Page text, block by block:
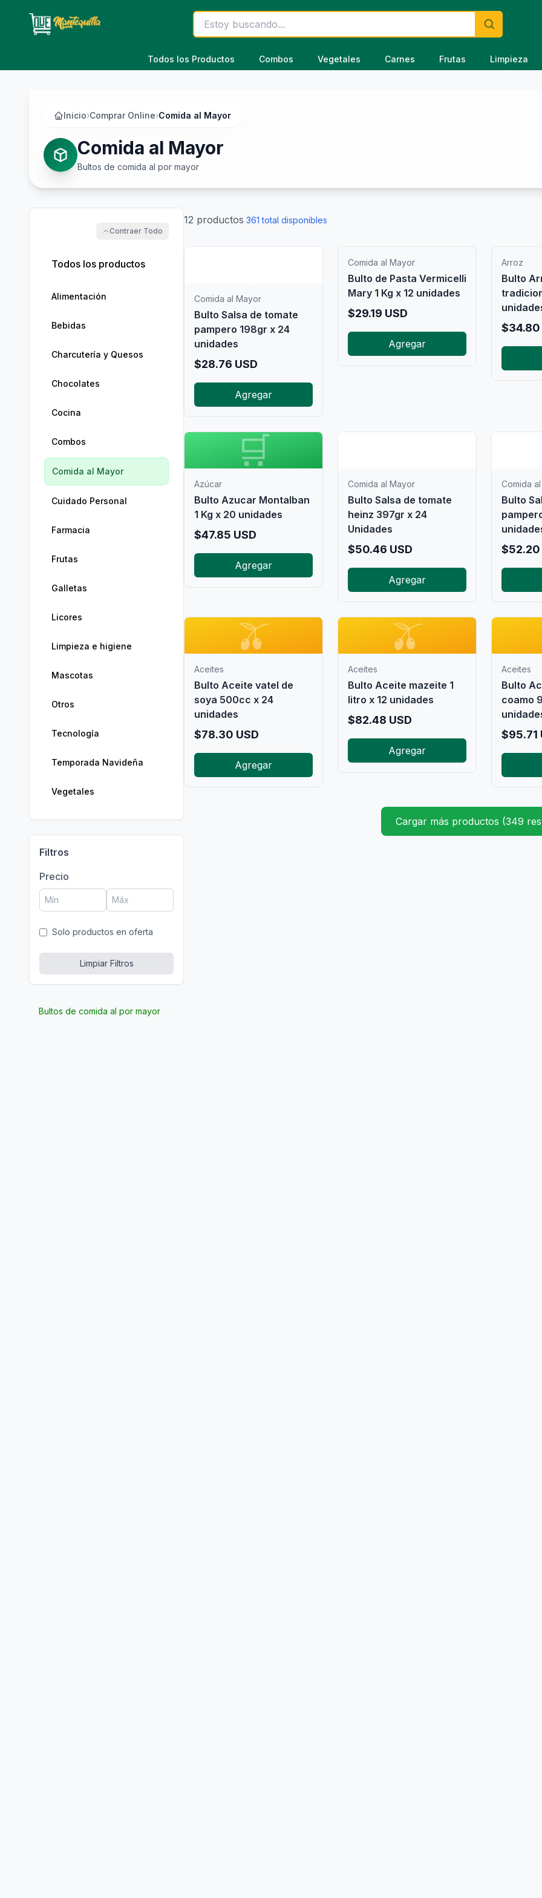
Todos los Productos Combos Vegetales Carnes Frutas Limpieza
Inicio›Comprar Online›Comida al Mayor
Comida al Mayor
Bultos de comida al por mayor
Contraer Todo
Todos los productos
Alimentación
Bebidas
Charcutería y Quesos
Chocolates
Cocina
Combos
Comida al Mayor
Cuidado Personal
Farmacia
Frutas
Galletas
Licores
Limpieza e higiene
Mascotas
Otros
Tecnología
Temporada Navideña
Vegetales
Filtros
Precio
Solo productos en oferta
Limpiar Filtros
12 productos 361 total disponibles
Comida al Mayor
Bulto Salsa de tomate
pampero 198gr x 24
unidades
$28.76 USD
Agregar
Comida al Mayor
Bulto de Pasta Vermicelli
Mary 1 Kg x 12 unidades
$29.19 USD
Agregar
Arroz
Bulto
$34.80
🛒
Azúcar
Bulto Azucar Montalban
1 Kg x 20 unidades
$47.85 USD
Agregar
Comida al Mayor
Bulto Salsa de tomate
heinz 397gr x 24
Unidades
$50.46 USD
Agregar
Comida
Bulto
$52.20
🫒
Aceites
Bulto Aceite vatel de
soya 500cc x 24
unidades
$78.30 USD
Agregar
🫒
Aceites
Bulto Aceite mazeite 1
litro x 12 unidades
$82.48 USD
Agregar
Aceites
Bulto
coamo
$95.71
Cargar más productos (349
Bultos de comida al por mayor